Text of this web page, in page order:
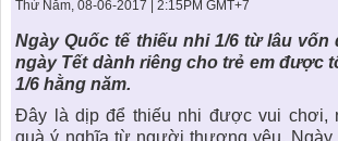
THÀNH ĐÔNG VỚI XÃ HÔI
BẮC
THƯ VIỆN PHÁP LUẬT
LIÊN HỆ & GIẢI ĐÁP
KIẾN TRÚC & PHONG THUỶ
TIN TỨC CÔNG TY
TIN TỨC TỔNG HỢP
Thứ Năm, 08-06-2017 | 2:15PM GMT+7
Ngày Quốc tế thiếu nhi 1/6 từ lâu
ngày Tết dành riêng cho trẻ em được
1/6 hằng năm.
Đây là dịp để thiếu nhi được vui chơi,